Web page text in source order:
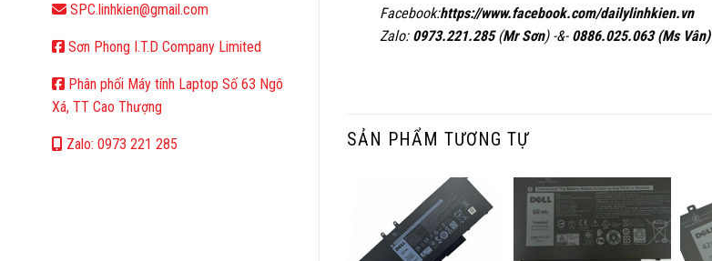
SPC.linhkien@gmail.com
Sơn Phong I.T.D Company Limited
Phân phối Máy tính Laptop Số 63 Ngô
Xá, TT Cao Thượng
Zalo: 0973 221 285
Facebook:https://www.facebook.com/dailylinhkien.vn
Zalo: 0973.221.285(Mr Sơn) -&- 0886.025.063 (Ms Vân)
SẢN PHẨM TƯƠNG TỰ